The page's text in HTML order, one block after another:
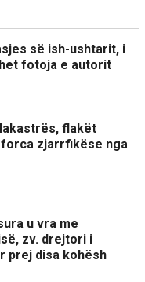
së ish-ushtarit, i
fotoja e autorit
flakët
zjarrfikëse nga
u vra me
zv. drejtori i
prej disa kohësh